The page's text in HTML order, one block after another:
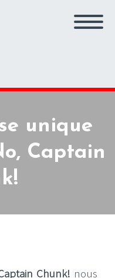
unique
Captain
Chunk! nous